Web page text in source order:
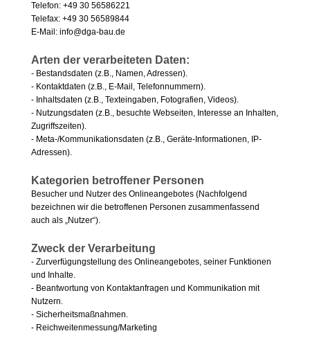
Telefon: +49 30 56586221
Telefax: +49 30 56589844
E-Mail: info@dga-bau.de
Arten der verarbeiteten Daten:
- Bestandsdaten (z.B., Namen, Adressen).
- Kontaktdaten (z.B., E-Mail, Telefonnummern).
- Inhaltsdaten (z.B., Texteingaben, Fotografien, Videos).
- Nutzungsdaten (z.B., besuchte Webseiten, Interesse an Inhalten,
Zugriffszeiten).
- Meta-/Kommunikationsdaten (z.B., Geräte-Informationen, IP-
Adressen).
Kategorien betroffener Personen
Besucher und Nutzer des Onlineangebotes (Nachfolgend
bezeichnen wir die betroffenen Personen zusammenfassend
auch als „Nutzer“).
Zweck der Verarbeitung
- Zurverfügungstellung des Onlineangebotes, seiner Funktionen
und Inhalte.
- Beantwortung von Kontaktanfragen und Kommunikation mit
Nutzern.
- Sicherheitsmaßnahmen.
- Reichweitenmessung/Marketing